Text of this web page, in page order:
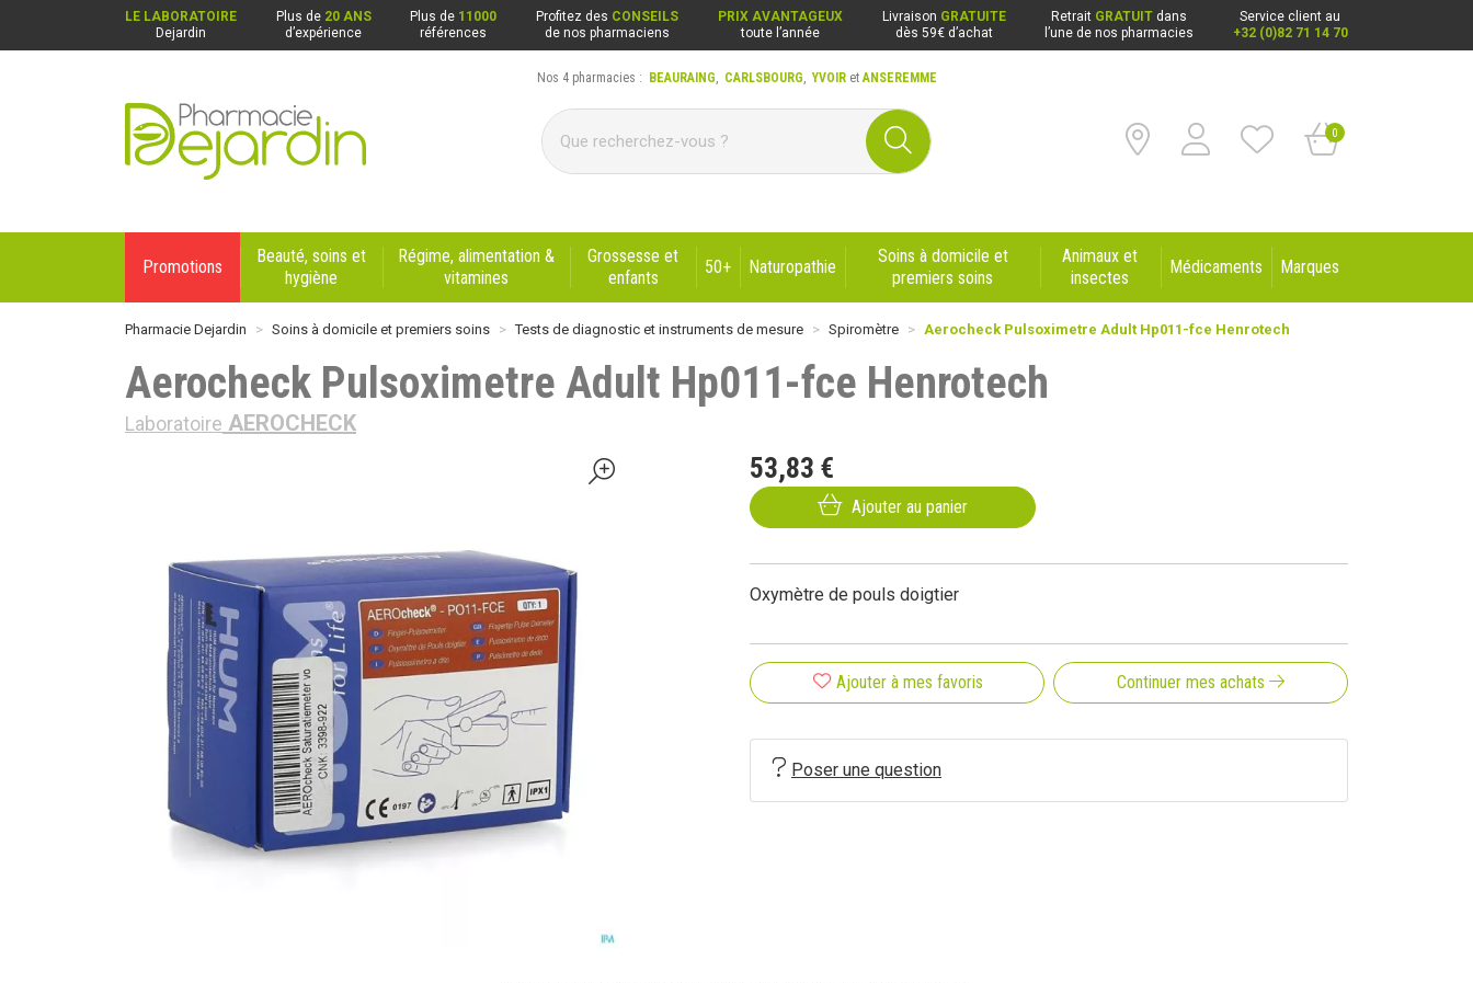
LE LABORATOIRE
Dejardin
Plus de 20 ANS
d’expérience
Plus de 11000
références
Profitez des CONSEILS
de nos pharmaciens
PRIX AVANTAGEUX
toute l’année
Livraison GRATUITE
dès 59€ d’achat
Retrait GRATUIT dans
l’une de nos pharmacies
Service client au
+32 (0)82 71 14 70
Pharmacie Dejardin Nos 4 pharmacies : Beauraing, Carlsbourg, Yvoir, Anseremme
0
Nos 4 pharmacies : BEAURAING, CARLSBOURG,YVOIRetANSEREMME
Promotions
Beauté, soins et
hygiène
Régime, alimentation &
vitamines
Grossesse et
enfants
50+ Naturopathie
Soins à domicile et
premiers soins
Animaux et
insectes
Médicaments Marques
Pharmacie Dejardin Soins à domicile et premiers soins Tests de diagnostic et instruments de mesure Spiromètre Aerocheck Pulsoximetre Adult Hp011-fce Henrotech
Aerocheck Pulsoximetre Adult Hp011-fce Henrotech
Laboratoire AEROCHECK
53,83 €
Ajouter au panier
Oxymètre de pouls doigtier
Ajouter à mes favoris Continuer mes achats
Poser une question